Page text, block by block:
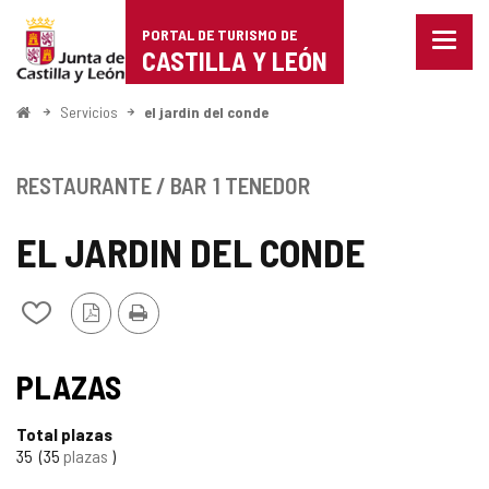
Portal
de
Turismo
Castilla
León
PORTAL DE TURISMO DE
CASTILLA Y LEÓN
Menu
InicioServicios el jardin del conde
EL JARDIN DEL CONDE
Añadir/quitar
cuadernos
Versión
PDF
Imprimir
RESTAURANTE / BAR 1 TENEDOR
PLAZAS
Total plazas
35 35 plazas